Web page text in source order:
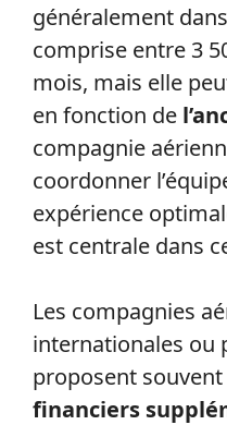
généralement
comprise entre 3
mois, mais elle
en fonction de
compagnie
coordonner
expérience
est centrale dans
Les compagnies
internationales ou
proposent souvent
financiers